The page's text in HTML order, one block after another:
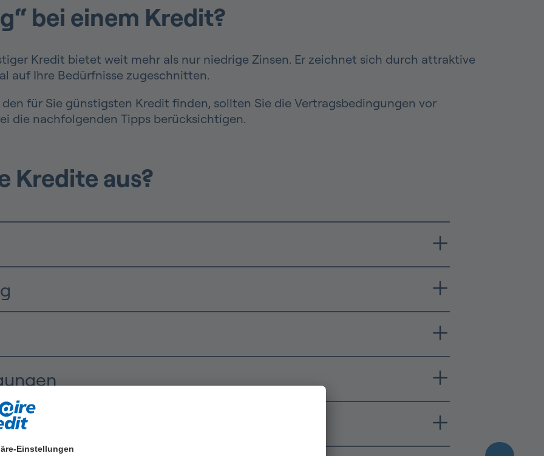
Einstellungen
bei einem Kredit?
Kredit bietet weit mehr als nur niedrige Zinsen. Er zeichnet sich durch attraktive
auf Ihre Bedürfnisse zugeschnitten.
für Sie günstigsten Kredit finden, sollten Sie die Vertragsbedingungen vor
die nachfolgenden Tipps berücksichtigen.
Kredite aus?